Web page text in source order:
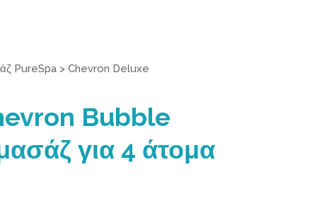
PureSpa > Chevron Deluxe
Bubble
για 4 άτομα